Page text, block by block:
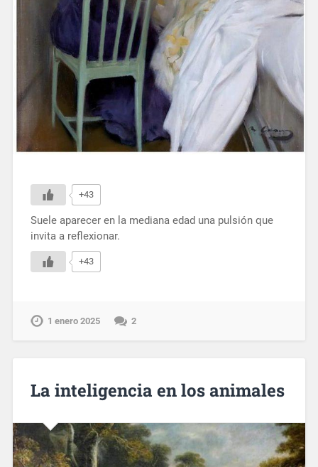
+43
Suele aparecer en la mediana edad una pulsión que
invita a reflexionar.
+43
1 enero 2025 2
La inteligencia en los animales